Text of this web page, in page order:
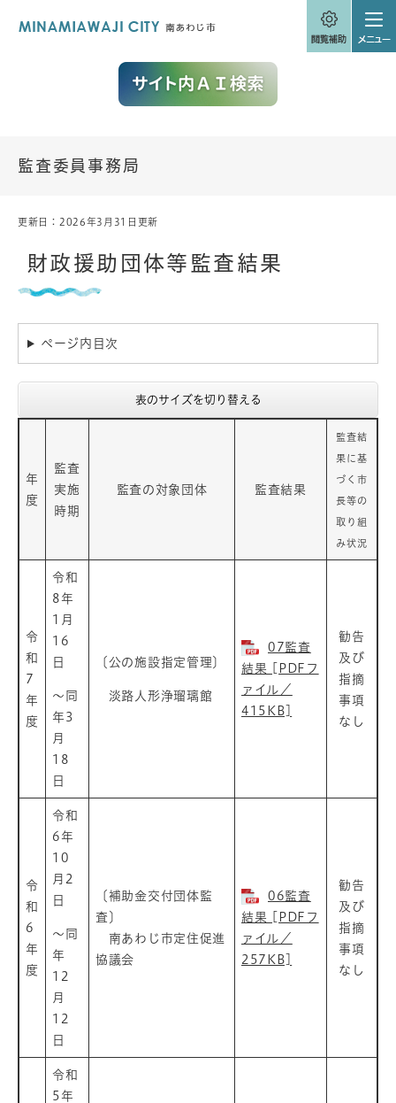
監査委員事務局
本
更新日：2026年3月31日更新
財政援助団体等監査結果
ページ内目次
表のサイズを切り替える
年
度
監査
実施
時期
監査の対象団体 監査結果
監査結
果に基
づく市
長等の
取り組
み状況
令
和
7
年
度
令和
8年
1月
16
日
～同
年3
月
18
日
〔公の施設指定管理〕
淡路人形浄瑠璃館
07監査
結果 [PDFフ
ァイル／
415KB]
勧告
及び
指摘
事項
なし
令
和
6
年
度
令和
6年
10
月2
日
～同
年
12
月
12
日
〔補助金交付団体監
査〕
南あわじ市定住促進
協議会
06監査
結果 [PDFフ
ァイル／
257KB]
勧告
及び
指摘
事項
なし
令和
5年